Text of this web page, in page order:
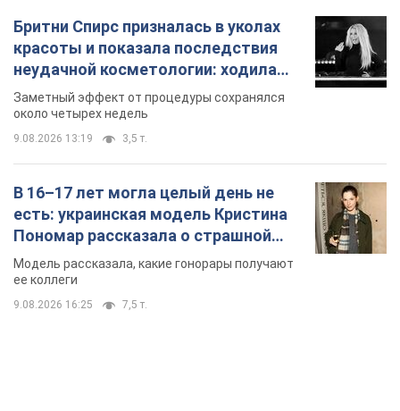
Бритни Спирс призналась в уколах
красоты и показала последствия
неудачной косметологии: ходила
так почти месяц
Заметный эффект от процедуры сохранялся
около четырех недель
9.08.2026 13:19 3,5 т.
В 16–17 лет могла целый день не
есть: украинская модель Кристина
Пономар рассказала о страшной
стороне модельной карьеры
Модель рассказала, какие гонорары получают
ее коллеги
9.08.2026 16:25 7,5 т.